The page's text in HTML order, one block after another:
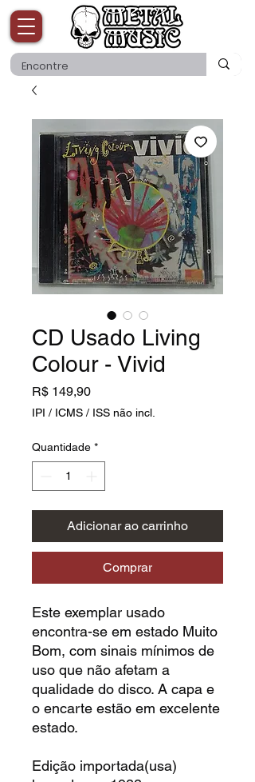
CD Usado Living
Colour - Vivid
R$ 149,90Preço
IPI / ICMS / ISS não incl.
Quantidade *
Adicionar ao carrinho
Comprar
Este exemplar usado
encontra-se em estado Muito
Bom, com sinais mínimos de
uso que não afetam a
qualidade do disco. A capa e
o encarte estão em excelente
estado.
Edição importada(usa)